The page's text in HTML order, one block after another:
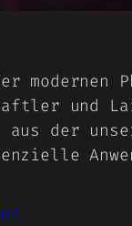
und
aus der